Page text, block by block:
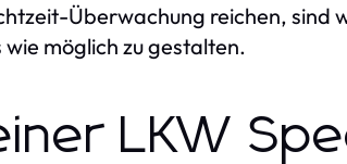
Überwachung reichen, sind
möglich zu gestalten.
LKW